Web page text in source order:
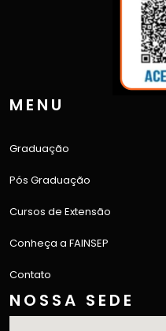
MENU
Graduação
Pós Graduação
Cursos de Extensão
Conheça a FAINSEP
Contato
NOSSA SEDE